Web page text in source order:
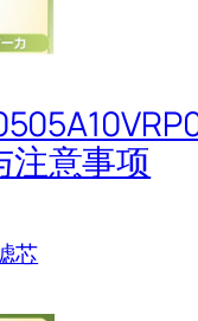
注意事项
芯